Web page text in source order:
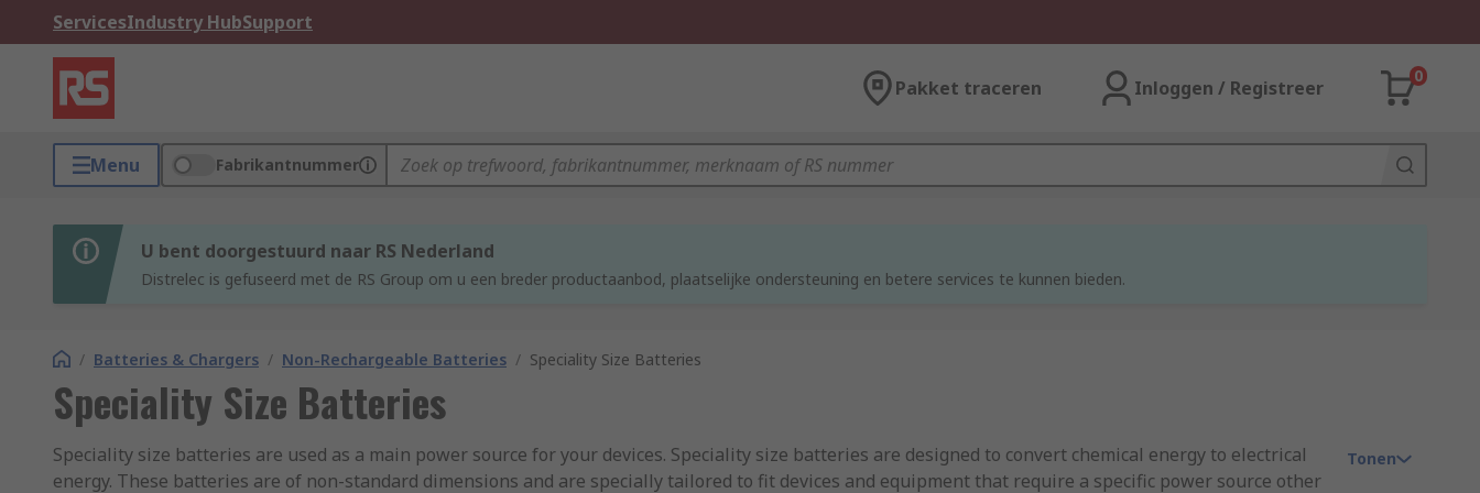
ServicesIndustry HubSupport
Pakket traceren Inloggen / Registreer
0
Menu Fabrikantnummer
U bent doorgestuurd naar RS Nederland
Distrelec is gefuseerd met de RS Group om u een breder productaanbod, plaatselijke ondersteuning en betere services te kunnen bieden.
/ Batteries & Chargers / Non-Rechargeable Batteries / Speciality Size Batteries
Speciality Size Batteries
Speciality size batteries are used as a main power source for your devices. Speciality size batteries are designed to convert chemical energy to electrical
energy. These batteries are of non-standard dimensions and are specially tailored to fit devices and equipment that require a specific power source other
Tonen